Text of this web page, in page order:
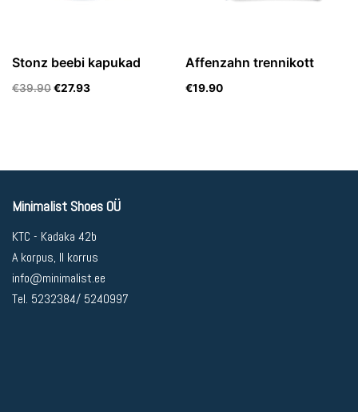
Stonz beebi kapukad
€39.90€27.93
Affenzahn trennikott
€19.90
Minimalist Shoes OÜ
KTC - Kadaka 42b
A korpus, II korrus
info@minimalist.ee
Tel. 5232384/ 5240997